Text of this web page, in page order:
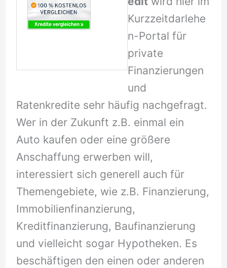
Kurzzeitdarlehe
n-Portal für
private
Finanzierungen
und
Ratenkredite sehr häufig nachgefragt.
Wer in der Zukunft z.B. einmal ein
Auto kaufen oder eine größere
Anschaffung erwerben will,
interessiert sich generell auch für
Themengebiete, wie z.B. Finanzierung,
Immobilienfinanzierung,
Kreditfinanzierung, Baufinanzierung
und vielleicht sogar Hypotheken. Es
beschäftigen den einen oder anderen